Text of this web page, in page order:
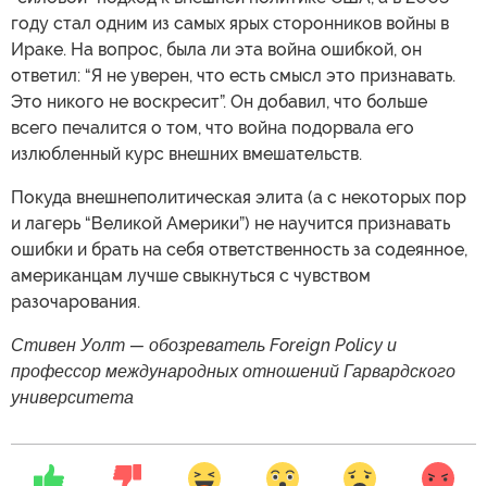
году стал одним из самых ярых сторонников войны в
Ираке. На вопрос, была ли эта война ошибкой, он
ответил: “Я не уверен, что есть смысл это признавать.
Это никого не воскресит”. Он добавил, что больше
всего печалится о том, что война подорвала его
излюбленный курс внешних вмешательств.
Покуда внешнеполитическая элита (а с некоторых пор
и лагерь “Великой Америки”) не научится признавать
ошибки и брать на себя ответственность за содеянное,
американцам лучше свыкнуться с чувством
разочарования.
Стивен Уолт — обозреватель Foreign Policy и
профессор международных отношений Гарвардского
университета